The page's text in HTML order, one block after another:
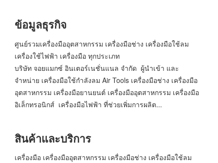
ข้อมูลธุรกิจ
ศูนย์รวมเครื่องมืออุตสาหกรรม เครื่องมือช่าง เครื่องมือใช้ลม
เครื่องใช้ไฟฟ้า เครื่องมือ ทุกประเภท
บริษัท จอยแมกซ์ อินเตอร์เนชั่นแนล จำกัด ผู้นำเข้า และ
จำหน่าย เครื่องมือใช้กำลังลม Air Tools เครื่องมือช่าง เครื่องมือ
อุตสาหกรรม เครื่องมือยานยนต์ เครื่องมืออุตสาหกรรม เครื่องมือ
อิเล็กทรอนิกส์ เครื่องมือไฟฟ้า ที่ช่วยเพิ่มการผลิต...
สินค้าและบริการ
เครื่องมือ เครื่องมืออุตสาหกรรม เครื่องมือช่าง เครื่องมือใช้ลม